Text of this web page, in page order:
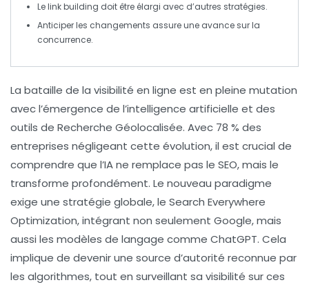
Lelink building doit être élargi avec d’autres stratégies.
Anticiper les changements assure une avance sur la
concurrence.
La bataille de la visibilité en ligne est en pleine mutation
avec l’émergence de l’intelligence artificielle et des
outils de Recherche Géolocalisée. Avec 78 % des
entreprises négligeant cette évolution, il est crucial de
comprendre que l’IA ne remplace pas le SEO, mais le
transforme profondément. Le nouveau paradigme
exige une stratégie globale, le Search Everywhere
Optimization, intégrant non seulement Google, mais
aussi les modèles de langage comme ChatGPT. Cela
implique de devenir une source d’autorité reconnue par
les algorithmes, tout en surveillant sa visibilité sur ces